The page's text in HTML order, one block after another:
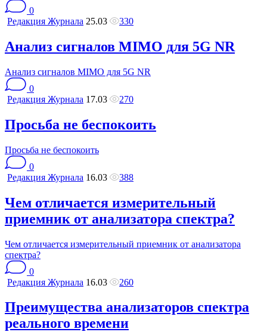
0
Редакция Журнала 25.03 330
Анализ сигналов MIMO для 5G NR
Анализ сигналов MIMO для 5G NR
0
Редакция Журнала 17.03 270
Просьба не беспокоить
Просьба не беспокоить
0
Редакция Журнала 16.03 388
Чем отличается измерительный
приемник от анализатора спектра?
Чем отличается измерительный приемник от анализатора
спектра?
0
Редакция Журнала 16.03 260
Преимущества анализаторов спектра
реального времени